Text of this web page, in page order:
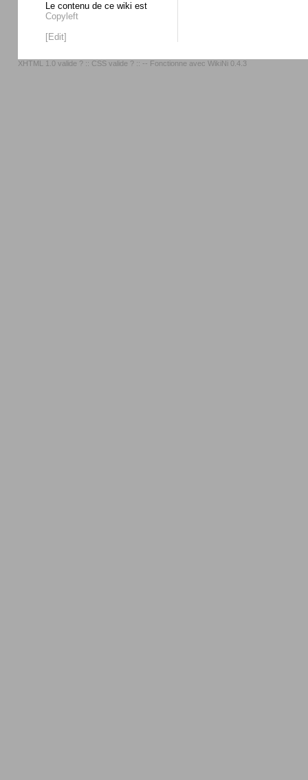
Le contenu de ce wiki est
Copyleft
[Edit]
XHTML 1.0 valide ? :: CSS valide ? :: -- Fonctionne avec WikiNi 0.4.3